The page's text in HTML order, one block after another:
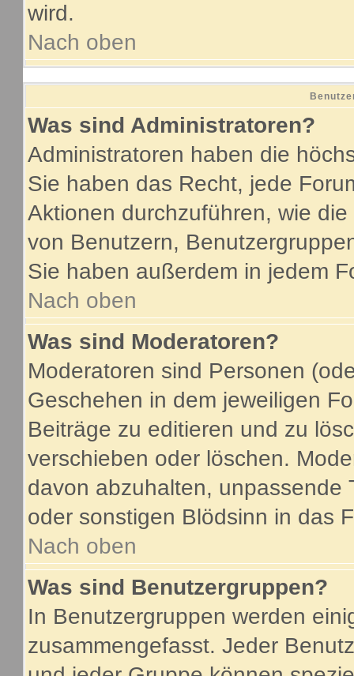
wird.
Nach oben
Was sind Administratoren?
Administratoren haben die
Sie haben das Recht, jede
Aktionen durchzuführen, wie
von Benutzern,
Sie haben außerdem in jedem
Nach oben
Was sind Moderatoren?
Moderatoren sind Personen
Geschehen in dem jeweiligen
Beiträge zu editieren und zu
verschieben oder löschen.
davon abzuhalten, unpassende
oder sonstigen Blödsinn in das
Nach oben
Was sind Benutzergruppen?
In Benutzergruppen werden
zusammengefasst. Jeder